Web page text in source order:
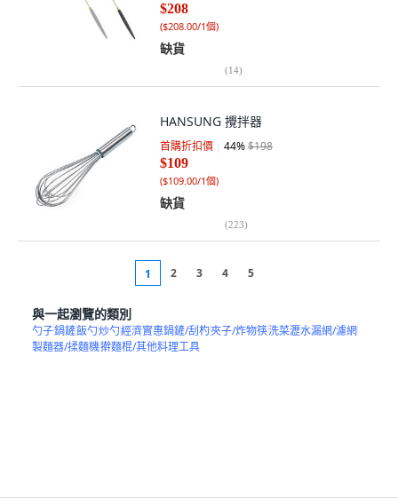
$208
($208.00/1個)
缺貨
(14)
HANSUNG 攪拌器
首購折扣價 44%$198
$109
($109.00/1個)
缺貨
(223)
1 2 3 4 5
與一起瀏覽的類別
勺子鍋鏟飯勺炒勺經濟實惠鍋鏟/刮杓夾子/炸物筷洗菜瀝水漏網/濾網
製麵器/揉麵機擀麵棍/其他料理工具